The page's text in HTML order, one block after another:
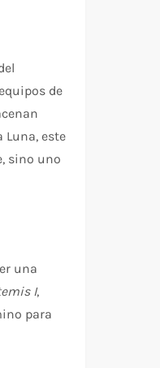
de
Luna, este
sino uno
una
I,
para